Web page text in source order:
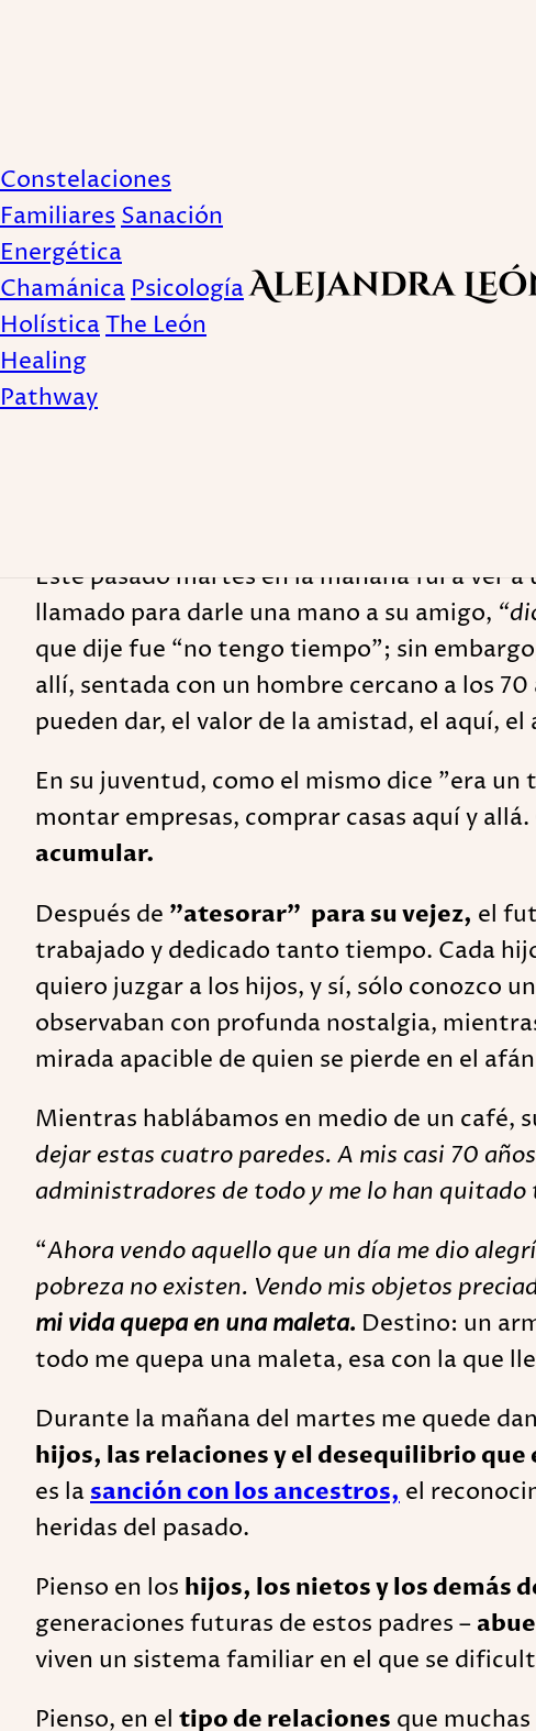
Constelaciones
Familiares Sanación
Energética
Chamánica Psicología
HolísticaThe León
Healing
Pathway
Publicado August 13, 2015
Table of Contents:
Table of Contents
Este pasado martes en la mañana fui a ver
llamado para darle una mano a su amigo,
que dije fue “no tengo tiempo”; sin
allí, sentada con un hombre cercano a los
pueden dar, el valor de la amistad, el aquí, el
En su juventud, como el mismo dice "era
montar empresas, comprar casas aquí y
acumular.
Después de "atesorar" para su vejez, el
trabajado y dedicado tanto tiempo. Cada
quiero juzgar a los hijos, y sí, sólo conozco
observaban con profunda nostalgia,
mirada apacible de quien se pierde en el
Mientras hablábamos en medio de un café,
dejar estas cuatro paredes. A mis casi 70
administradores de todo y me lo han quitado
“Ahora vendo aquello que un día me dio
pobreza no existen. Vendo mis objetos
mi vida quepa en una maleta. Destino: un
todo me quepa una maleta, esa con la que
Durante la mañana del martes me quede
hijos, las relaciones y el desequilibrio
es la sanción con los ancestros, el
heridas del pasado.
Pienso en los hijos, los nietos y los demás
generaciones futuras de estos padres –
viven un sistema familiar en el que se
Pienso, en el tipo de relaciones que